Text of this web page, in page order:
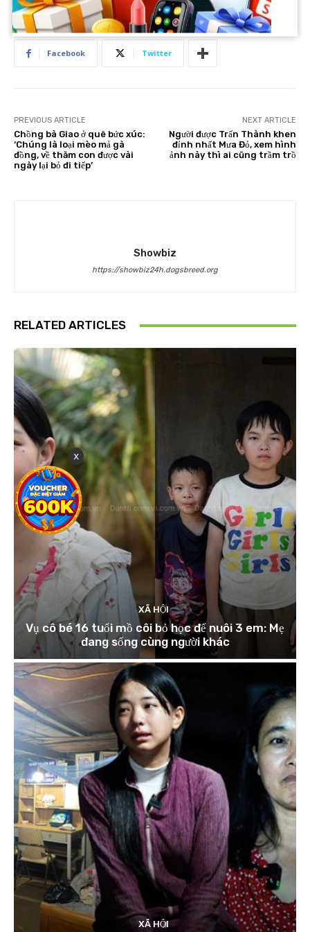
Facebook Twitter
PREVIOUS ARTICLE
Chồng bà Giao ở quê bức xúc:
‘Chúng là loại mèo mả gà
đồng, về thăm con được vài
ngày lại bỏ đi tiếp’
NEXT ARTICLE
Người được Trấn Thành khen
đỉnh nhất Mưa Đỏ, xem hình
ảnh này thì ai cũng trầm trồ
Showbiz
https://showbiz24h.dogsbreed.org
RELATED ARTICLES
XÃ HỘI
Vụ cô bé 16 tuổi mồ côi bỏ học để nuôi 3 em: Mẹ
đang sống cùng người khác
XÃ HỘI
x